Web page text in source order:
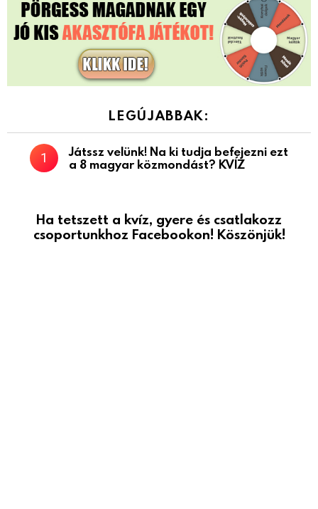
LEGÚJABBAK:
Játssz velünk! Na ki tudja befejezni ezt
a 8 magyar közmondást? KVÍZ
Ha tetszett a kvíz, gyere és csatlakozz
csoportunkhoz Facebookon! Köszönjük!